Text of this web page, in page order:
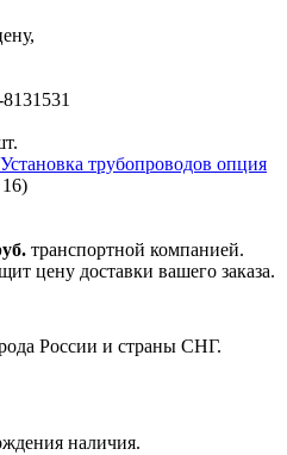
трубопроводов опция
16)
транспортной компанией.
цену доставки вашего заказа.
России и страны СНГ.
наличия.